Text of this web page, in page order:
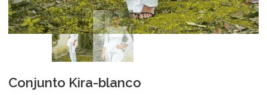
Conjunto Kira-blanco